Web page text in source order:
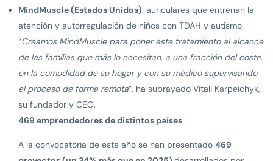
MindMuscle (Estados Unidos): auriculares que entrenan la
atención y autorregulación de niños con TDAH y autismo.
“Creamos MindMuscle para poner este tratamiento al alcance
de las familias que más lo necesitan, a una fracción del coste,
en la comodidad de su hogar y con su médico supervisando
el proceso de forma remota”, ha subrayado Vitali Karpeichyk,
su fundador y CEO.
469 emprendedores de distintos países
A la convocatoria de este año se han presentado 469